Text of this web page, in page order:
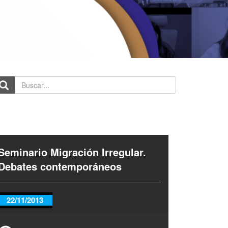
Migración Irregular.
contemporáneos
22/11/2013